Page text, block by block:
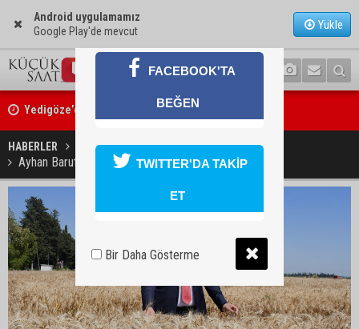
Android uygulamamız
Google Play'de mevcut
Yükle
Yedigöze’deki göçüğün nedeni belli oldu
Kozan’da turunçgil zararlısına karşı biyolojik mücadele
HABERLER SİYASET
Ayhan Barut: "Buğday alım fiyatı çiftçiyi mağdur eder"
FACEBOOK'TA
BEĞEN
TWITTER'DA TAKİP
ET
Bir Daha Gösterme